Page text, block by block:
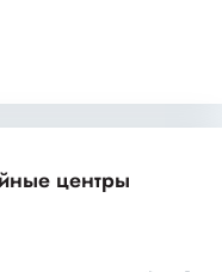
центры